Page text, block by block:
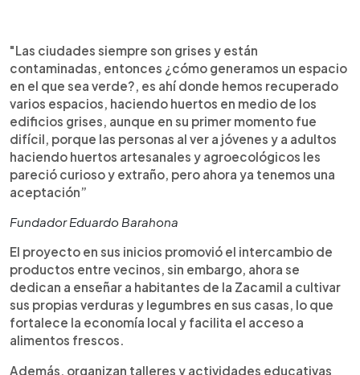
"Las ciudades siempre son grises y están
contaminadas, entonces ¿cómo generamos un espacio
en el que sea verde?, es ahí donde hemos recuperado
varios espacios, haciendo huertos en medio de los
edificios grises, aunque en su primer momento fue
difícil, porque las personas al ver a jóvenes y a adultos
haciendo huertos artesanales y agroecológicos les
pareció curioso y extraño, pero ahora ya tenemos una
aceptación”
Fundador Eduardo Barahona
El proyecto en sus inicios promovió el intercambio de
productos entre vecinos, sin embargo, ahora se
dedican a enseñar a habitantes de la Zacamil a cultivar
sus propias verduras y legumbres en sus casas, lo que
fortalece la economía local y facilita el acceso a
alimentos frescos.
Además, organizan talleres y actividades educativas